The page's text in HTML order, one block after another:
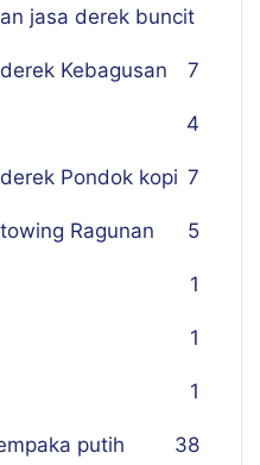
jasa derek buncit
7
Kebagusan
4
Pondok kopi 7
Ragunan 5
1
1
1
putih 38